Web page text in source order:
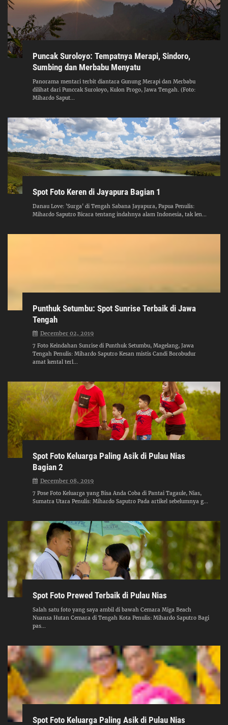
Puncak Suroloyo: Tempatnya Merapi, Sindoro,
Sumbing dan Merbabu Menyatu
Panorama mentari terbit diantara Gunung Merapi dan Merbabu
dilihat dari Punccak Suroloyo, Kulon Progo, Jawa Tengah. (Foto:
Mihardo Saput...
Spot Foto Keren di Jayapura Bagian 1
Danau Love: 'Surga' di Tengah Sabana Jayapura, Papua Penulis:
Mihardo Saputro Bicara tentang indahnya alam Indonesia, tak len...
Punthuk Setumbu: Spot Sunrise Terbaik di Jawa
Tengah
December 02, 2019
7 Foto Keindahan Sunrise di Punthuk Setumbu, Magelang, Jawa
Tengah Penulis: Mihardo Saputro Kesan mistis Candi Borobudur
amat kental terl...
Spot Foto Keluarga Paling Asik di Pulau Nias
Bagian 2
December 08, 2019
7 Pose Foto Keluarga yang Bisa Anda Coba di Pantai Tagaule, Nias,
Sumatra Utara Penulis: Mihardo Saputro Pada artikel sebelumnya g...
Spot Foto Prewed Terbaik di Pulau Nias
Salah satu foto yang saya ambil di bawah Cemara Miga Beach
Nuansa Hutan Cemara di Tengah Kota Penulis: Mihardo Saputro Bagi
pas...
Spot Foto Keluarga Paling Asik di Pulau Nias